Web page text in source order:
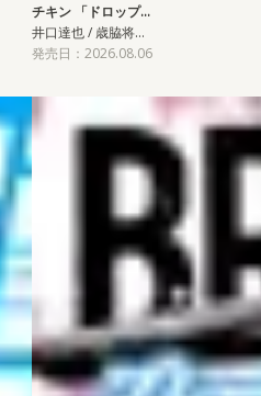
チキン 「ドロップ…
井口達也 / 歳脇将…
発売日：2026.08.06